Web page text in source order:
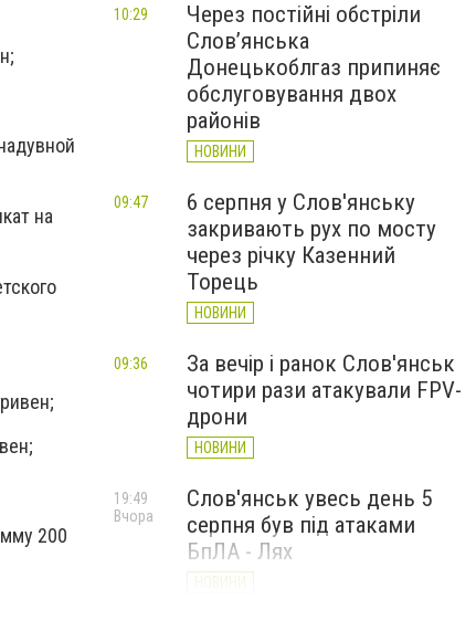
на
200
Через постійні обстріли
Слов’янська
Донецькоблгаз припиняє
обслуговування двох
районів
НОВИНИ
10:29
6 серпня у Слов'янську
закривають рух по мосту
через річку Казенний
Торець
НОВИНИ
09:47
За вечір і ранок Слов'янськ
чотири рази атакували FPV-
дрони
НОВИНИ
09:36
Слов'янськ увесь день 5
серпня був під атаками
БпЛА - Лях
НОВИНИ
19:49
Вчора